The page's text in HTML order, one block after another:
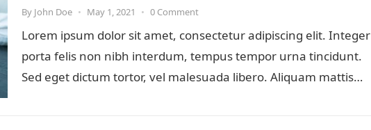
By John Doe • May 1, 2021 • 0 Comment
Lorem ipsum dolor sit amet, consectetur adipiscing elit. Integer
porta felis non nibh interdum, tempus tempor urna tincidunt.
Sed eget dictum tortor, vel malesuada libero. Aliquam mattis